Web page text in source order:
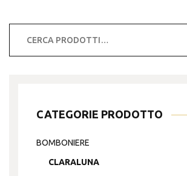
CATEGORIE PRODOTTO
BOMBONIERE
CLARALUNA